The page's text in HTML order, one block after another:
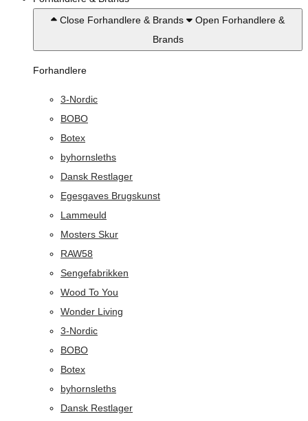
Close Forhandlere & Brands
Open Forhandlere &
Brands
Forhandlere
3-Nordic
BOBO
Botex
byhornsleths
Dansk Restlager
Egesgaves Brugskunst
Lammeuld
Mosters Skur
RAW58
Sengefabrikken
Wood To You
Wonder Living
3-Nordic
BOBO
Botex
byhornsleths
Dansk Restlager